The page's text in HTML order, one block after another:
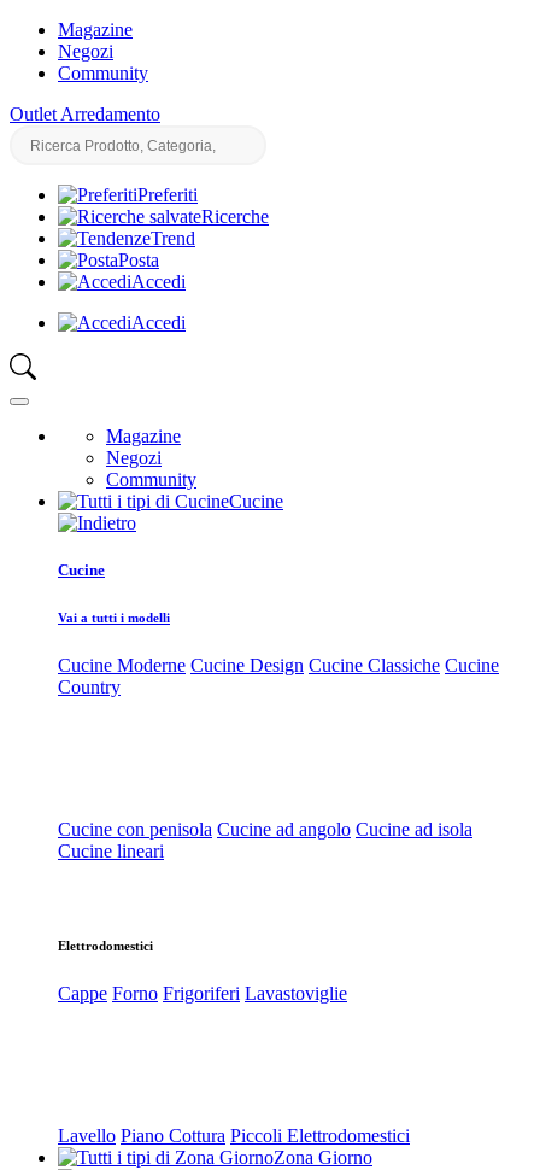
Magazine
Negozi
Community
Outlet Arredamento
Preferiti
Ricerche
Trend
Posta
Accedi
Accedi
Magazine
Negozi
Community
Cucine
Cucine
Vai a tutti i modelli
Cucine Moderne Cucine Design Cucine Classiche Cucine
Country
Cucine con penisola Cucine ad angolo Cucine ad isola
Cucine lineari
Elettrodomestici
Cappe Forno Frigoriferi Lavastoviglie
Lavello Piano Cottura Piccoli Elettrodomestici
Zona Giorno